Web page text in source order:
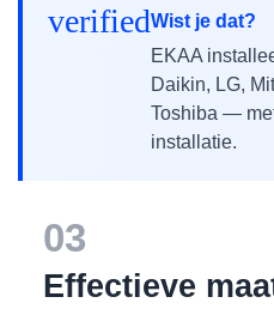
verifiedWist je dat?
EKAA
Daikin, LG,
Toshiba —
installatie.
03
Effectieve